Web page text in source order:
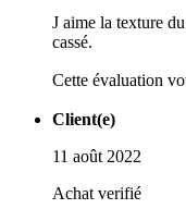
J aime la texture
cassé.
Cette évaluation
Client(e)
11 août 2022
Achat verifié